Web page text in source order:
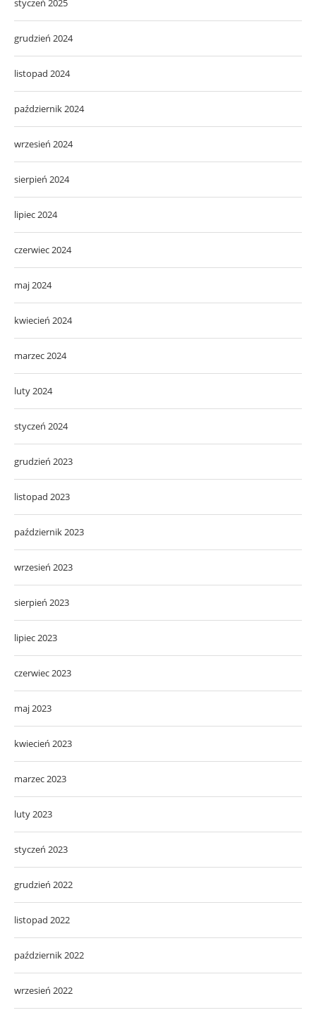
styczeń 2025
grudzień 2024
listopad 2024
październik 2024
wrzesień 2024
sierpień 2024
lipiec 2024
czerwiec 2024
maj 2024
kwiecień 2024
marzec 2024
luty 2024
styczeń 2024
grudzień 2023
listopad 2023
październik 2023
wrzesień 2023
sierpień 2023
lipiec 2023
czerwiec 2023
maj 2023
kwiecień 2023
marzec 2023
luty 2023
styczeń 2023
grudzień 2022
listopad 2022
październik 2022
wrzesień 2022